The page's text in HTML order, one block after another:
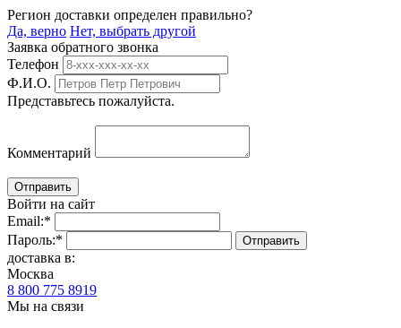
Регион доставки определен правильно?
Да, верно Нет, выбрать другой
Заявка обратного звонка
Телефон
Ф.И.О.
Представьтесь пожалуйста.
Комментарий
Войти на сайт
Email:*
Пароль:*
доставка в:
Москва
8 800 775 8919
Мы на связи